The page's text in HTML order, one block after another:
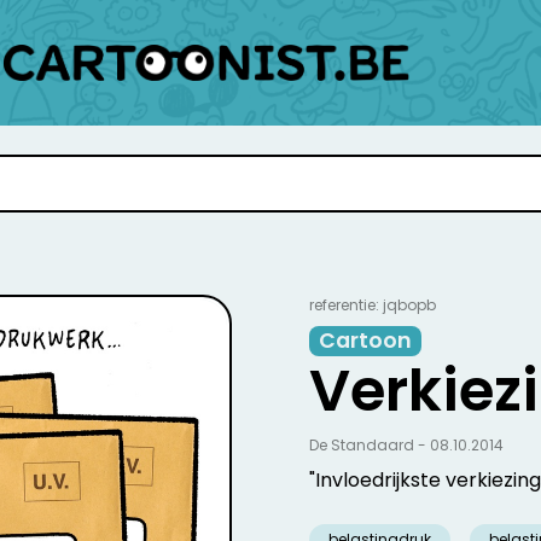
referentie: jqbopb
Cartoon
"Invloedrijkste
De Standaard - 08.10.2014